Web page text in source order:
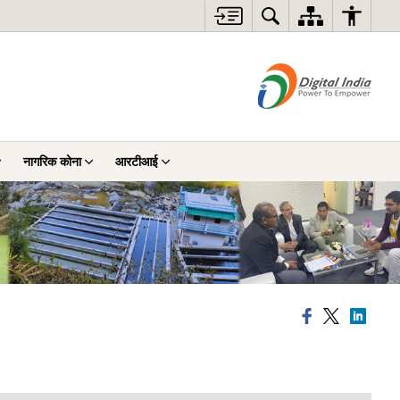
नागरिक कोना आरटीआई